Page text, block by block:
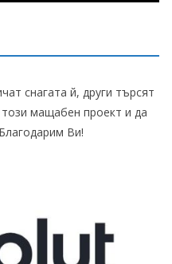
снагата й, други търсят
мащабен проект и да
Ви!